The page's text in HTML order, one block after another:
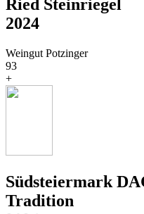
Ried Steinriegel
2024
Weingut Potzinger
93
+
Südsteiermark
Tradition